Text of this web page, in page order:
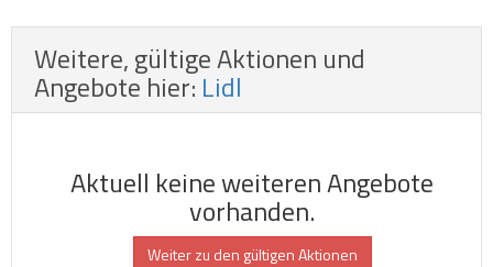
Weitere, gültige Aktionen und
Angebote hier:Lidl
Aktuell keine weiteren Angebote
vorhanden.
Weiter zu den gültigen Aktionen